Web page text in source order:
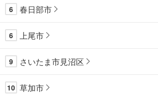
6 春日部市
6 上尾市
9 さいたま市見沼区
10 草加市